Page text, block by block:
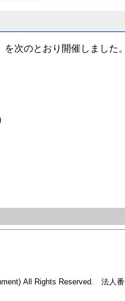
次のとおり開催しました。
All Rights Reserved. 法人番